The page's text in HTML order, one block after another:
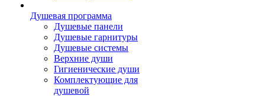
Душевая программа
Душевые панели
Душевые гарнитуры
Душевые системы
Верхние души
Гигиенические души
Комплектующие для
душевой